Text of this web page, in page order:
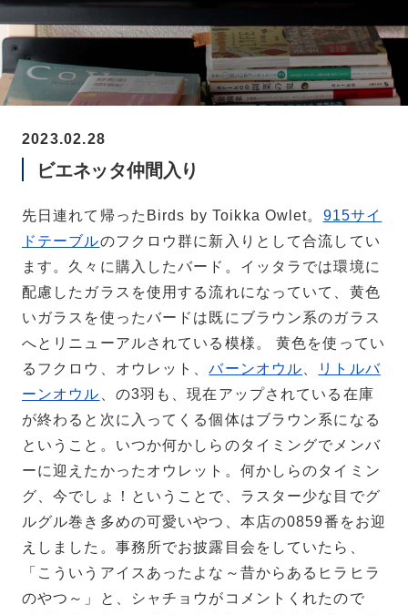
2023.02.28
ビエネッタ仲間入り
先日連れて帰ったBirds by Toikka Owlet。 915サイ
ドテーブルのフクロウ群に新入りとして合流してい
ます。久々に購入したバード。イッタラでは環境に
配慮したガラスを使用する流れになっていて、黄色
いガラスを使ったバードは既にブラウン系のガラス
へとリニューアルされている模様。
黄色を使ってい
るフクロウ、オウレット、バーンオウル
リトルバ
ーンオウル 、の3羽も、現在アップされている在庫
が終わると次に入ってくる個体はブラウン系になる
ということ。いつか何かしらのタイミングでメンバ
ーに迎えたかったオウレット。何かしらのタイミン
グ、今でしょ！ということで、ラスター少な目でグ
ルグル巻き多めの可愛いやつ、本店の0859番をお迎
えしました。事務所でお披露目会をしていたら、
「こういうアイスあったよな～昔からあるヒラヒラ
のやつ～」と、シャチョウがコメントくれたので